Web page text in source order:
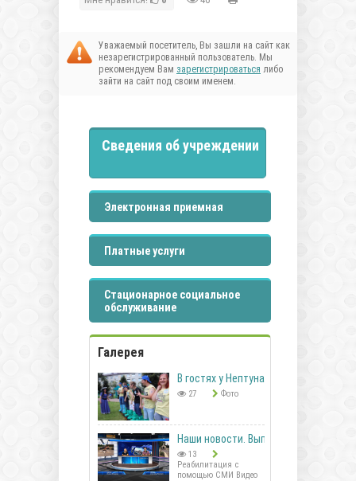
Уважаемый посетитель, Вы зашли на сайт как
незарегистрированный пользователь. Мы
рекомендуем Вам зарегистрироваться либо
зайти на сайт под своим именем.
Сведения об учреждении
Электронная приемная
Платные услуги
Стационарное социальное
обслуживание
Галерея
В гостях у Нептуна
27 Фото
Наши новости. Выпуск 41
13
Реабилитация с
помощью СМИ Видео